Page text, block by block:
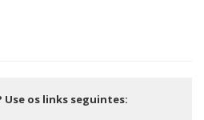
os links seguintes: